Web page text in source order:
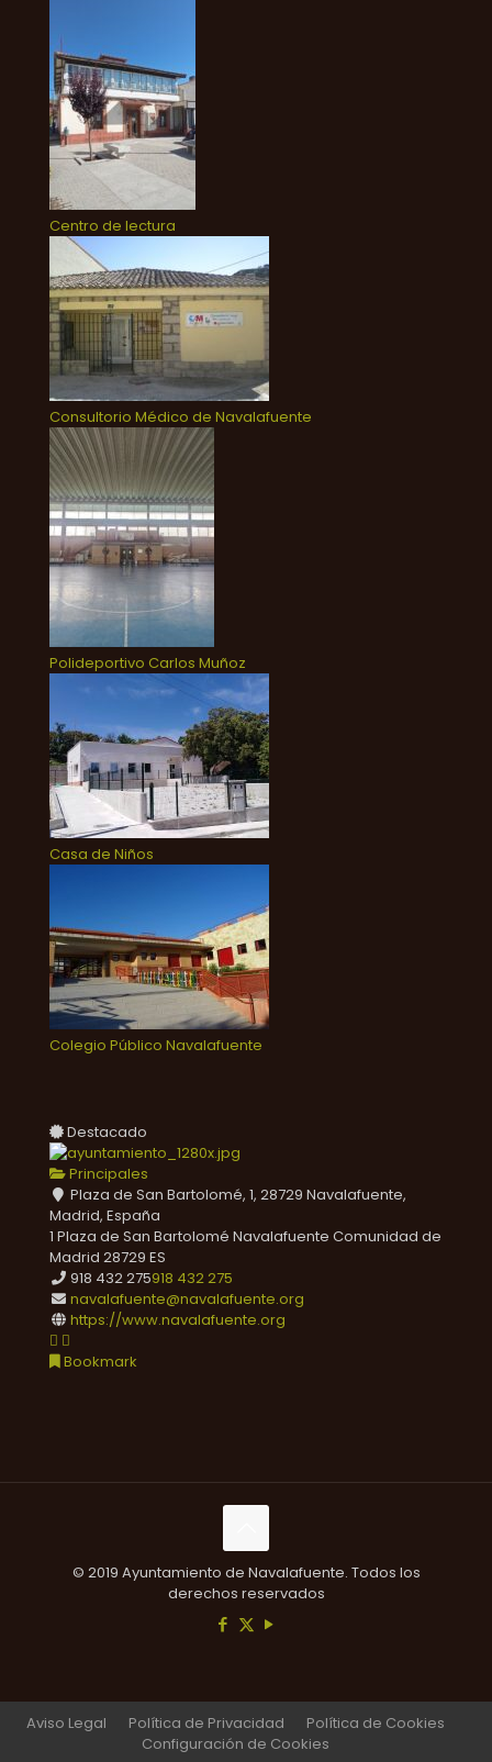
Centro de lectura
Consultorio Médico de Navalafuente
Polideportivo Carlos Muñoz
Casa de Niños
Colegio Público Navalafuente
Destacado
Principales
Plaza de San Bartolomé, 1, 28729 Navalafuente,
Madrid, España
1 Plaza de San Bartolomé Navalafuente Comunidad de
Madrid 28729 ES
918 432 275918 432 275
navalafuente@navalafuente.org
https://www.navalafuente.org
Bookmark
© 2019 Ayuntamiento de Navalafuente. Todos los
derechos reservados
Aviso Legal Política de Privacidad
Política de Cookies
Configuración de Cookies